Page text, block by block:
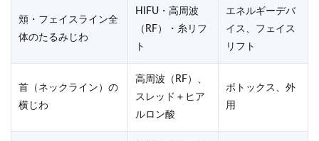
頬・フェイスライン全
体のたるみじわ
HIFU・高周波
（RF）・糸リフ
ト
エネルギーデバ
イス、フェイス
リフト
首（ネックライン）の
横じわ
高周波（RF）、
スレッド＋ヒア
ルロン酸
ボトックス、外
用